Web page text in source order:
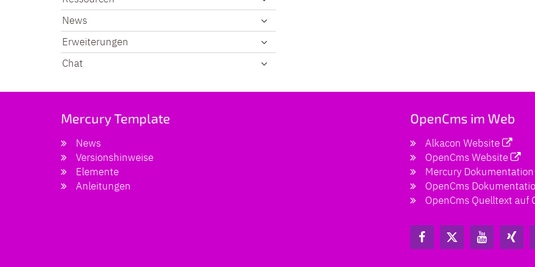
News
Erweiterungen
Chat
Mercury Template
News
Versionshinweise
Elemente
Anleitungen
OpenCms im Web
Alkacon Website
OpenCms Website
Mercury Dokumentation
OpenCms
OpenCms Quelltext auf